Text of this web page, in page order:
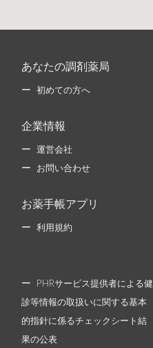
あなたの調剤薬局
初めての方へ
企業情報
運営会社
お問い合わせ
お薬手帳アプリ
利用規約
PHRサービス提供者による健
診等情報の取扱いに関する基本
的指針に係るチェックシート結
果の公表